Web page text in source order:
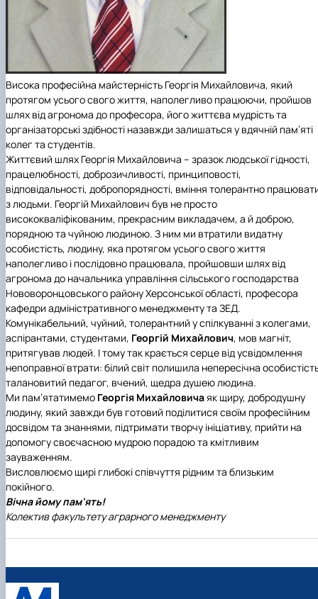
Висока професійна майстерність Георгія Михайловича, який
протягом усього свого життя, наполегливо працюючи, пройшов
шлях від агронома до професора, його життєва мудрість та
організаторські здібності назавжди залишаться у вдячній пам’яті
колег та студентів.
Життєвий шлях Георгія Михайловича – зразок людської гідності,
працелюбності, доброзичливості, принциповості,
відповідальності, добропорядності, вміння толерантно
з людьми. Георгій Михайлович був не просто
висококваліфікованим, прекрасним викладачем, а й доброю,
порядною та чуйною людиною. З ним ми втратили видатну
особистість, людину, яка протягом усього свого життя
наполегливо і послідовно працювала, пройшовши шлях від
агронома до начальника управління сільського господарства
Нововоронцовського району Херсонської області, професора
кафедри адміністративного менеджменту та ЗЕД.
Комунікабельний, чуйний, толерантний у спілкуванні з колегами,
аспірантами, студентами, Георгій Михайлович, мов магніт,
притягував людей. І тому так крається серце від усвідомлення
непоправної втрати: білий світ полишила непересічна
талановитий педагог, вчений, щедра душею людина.
Ми пам’ятатимемо Георгія Михайловичаяк щиру, добродушну
людину, який завжди був готовий поділитися своїм професійним
досвідом та знаннями, підтримати творчу ініціативу, прийти на
допомогу своєчасною мудрою порадою та кмітливим
зауваженням.
Висловлюємо щирі глибокі співчуття рідним та близьким
покійного.
Вічна йому пам'ять!
Колектив факультету аграрного менеджменту